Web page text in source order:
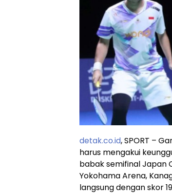
detak.co.id, SPORT –
harus mengakui
babak semifinal Japan
Yokohama Arena,
langsung dengan skor